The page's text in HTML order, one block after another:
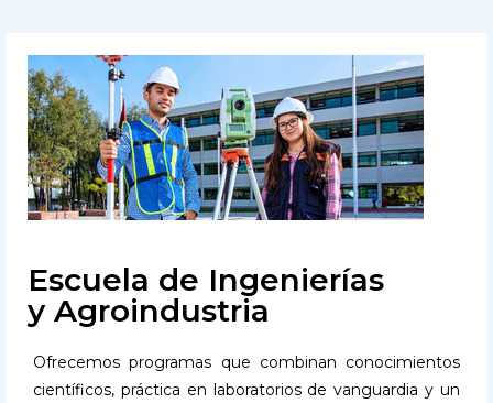
Escuela de Ingenierías
y Agroindustria
Ofrecemos programas que combinan conocimientos
científicos, práctica en laboratorios de vanguardia y un